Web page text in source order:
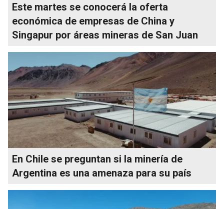
Este martes se conocerá la oferta
económica de empresas de China y
Singapur por áreas mineras de San Juan
En Chile se preguntan si la minería de
Argentina es una amenaza para su país